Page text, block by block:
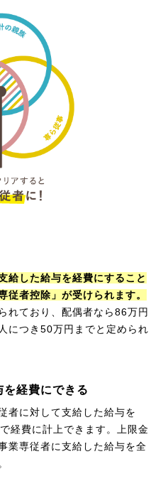
給した給与を経費にすること
従者控除」が受けられます。
れており、配偶者なら86万円
につき50万円までと定められ
経費にできる
者に対して支給した給与を
経費に計上できます。上限金
業専従者に支給した給与を全